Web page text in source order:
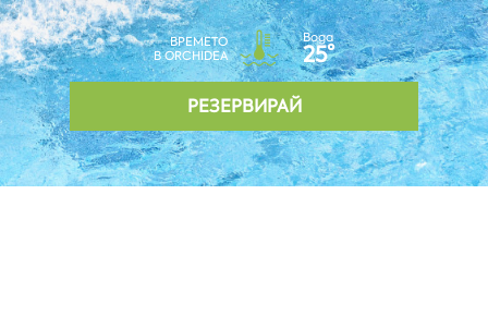
ВРЕМЕТО
В ORCHIDEA
Вода
25°
РЕЗЕРВИРАЙ